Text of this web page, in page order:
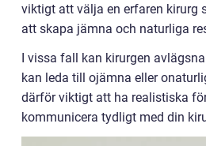
viktigt att välja en erfaren kirurg
att skapa jämna och naturliga
I vissa fall kan kirurgen
kan leda till ojämna eller
därför viktigt att ha realistiska
kommunicera tydligt med din